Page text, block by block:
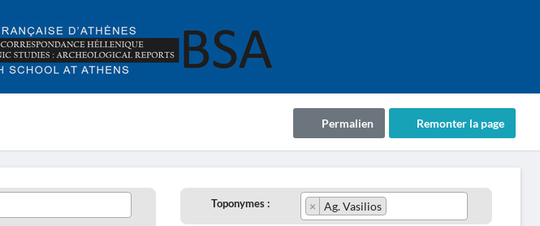
Remonter la page
Permalien
Toponymes : × Ag. Vasilios